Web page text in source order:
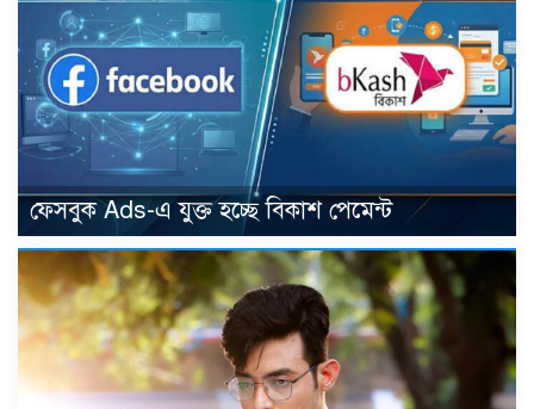
ফেসবুক Ads-এ যুক্ত হচ্ছে বিকাশ পেমেন্ট